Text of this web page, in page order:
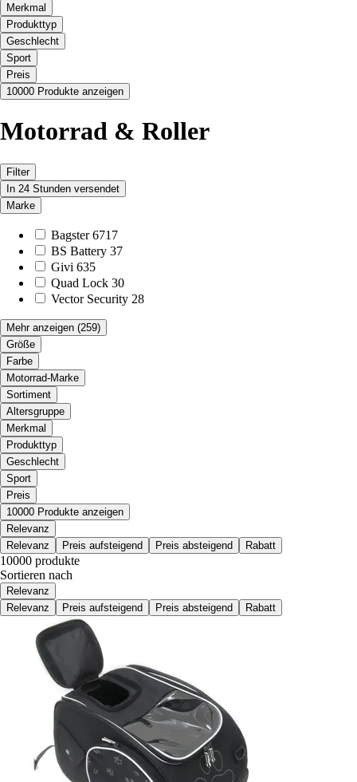
Merkmal
Produkttyp
Geschlecht
Sport
Preis
10000 Produkte anzeigen
Motorrad & Roller
Filter
In 24 Stunden versendet
Marke
Bagster 6717
BS Battery 37
Givi 635
Quad Lock 30
Vector Security 28
Mehr anzeigen (259)
Größe
Farbe
Motorrad-Marke
Sortiment
Altersgruppe
Merkmal
Produkttyp
Geschlecht
Sport
Preis
10000 Produkte anzeigen
Relevanz
Relevanz
Preis aufsteigend Preis absteigend Rabatt
10000 produkte
Sortieren nach
Relevanz
Relevanz
Preis aufsteigend Preis absteigend Rabatt